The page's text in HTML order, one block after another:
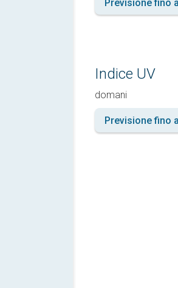
Previsione fino
Indice UV
domani
Previsione fino